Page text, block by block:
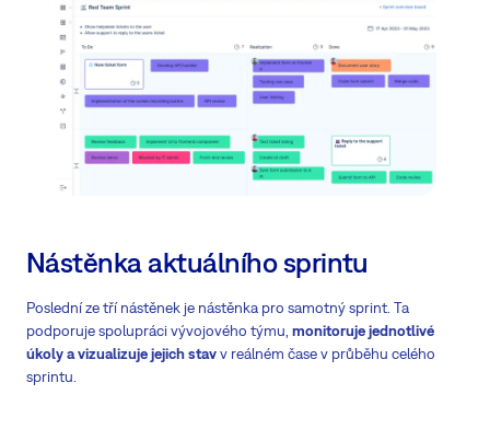
Nástěnka aktuálního sprintu
Poslední ze tří nástěnek je nástěnka pro samotný sprint. Ta
podporuje spolupráci vývojového týmu, monitoruje jednotlivé
úkoly a vizualizuje jejich stavv reálném čase v průběhu celého
sprintu.